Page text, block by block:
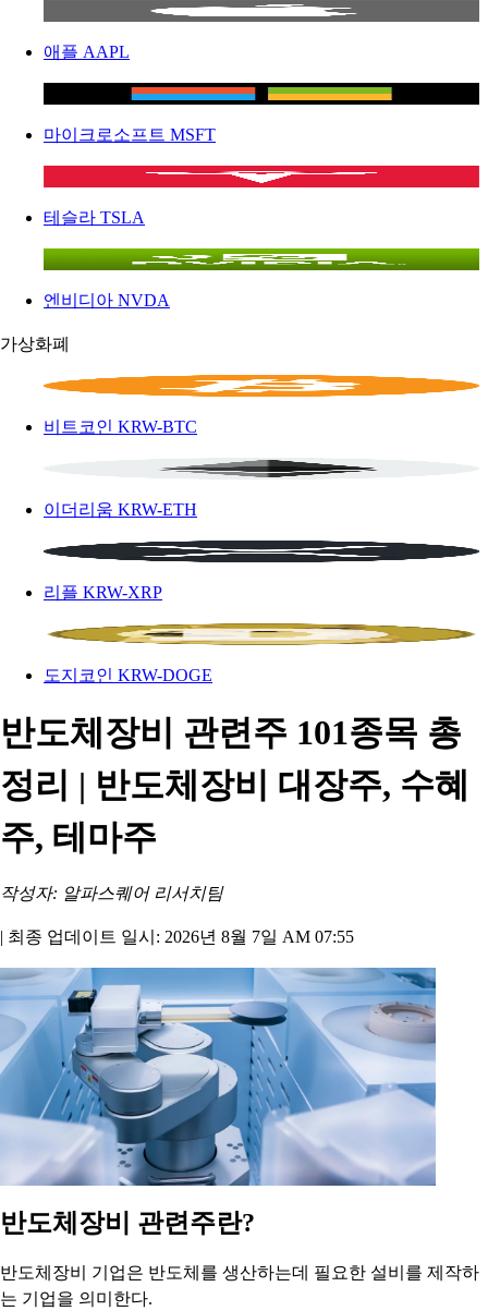
애플 AAPL
마이크로소프트 MSFT
테슬라 TSLA
엔비디아 NVDA
가상화폐
비트코인 KRW-BTC
이더리움 KRW-ETH
리플 KRW-XRP
도지코인 KRW-DOGE
반도체장비 관련주 101종목 총
정리 | 반도체장비 대장주, 수혜
주, 테마주
작성자: 알파스퀘어 리서치팀
| 최종 업데이트 일시: 2026년 8월 7일 AM 07:55
반도체장비 관련주란?
반도체장비 기업은 반도체를 생산하는데 필요한 설비를 제작하
는 기업을 의미한다.